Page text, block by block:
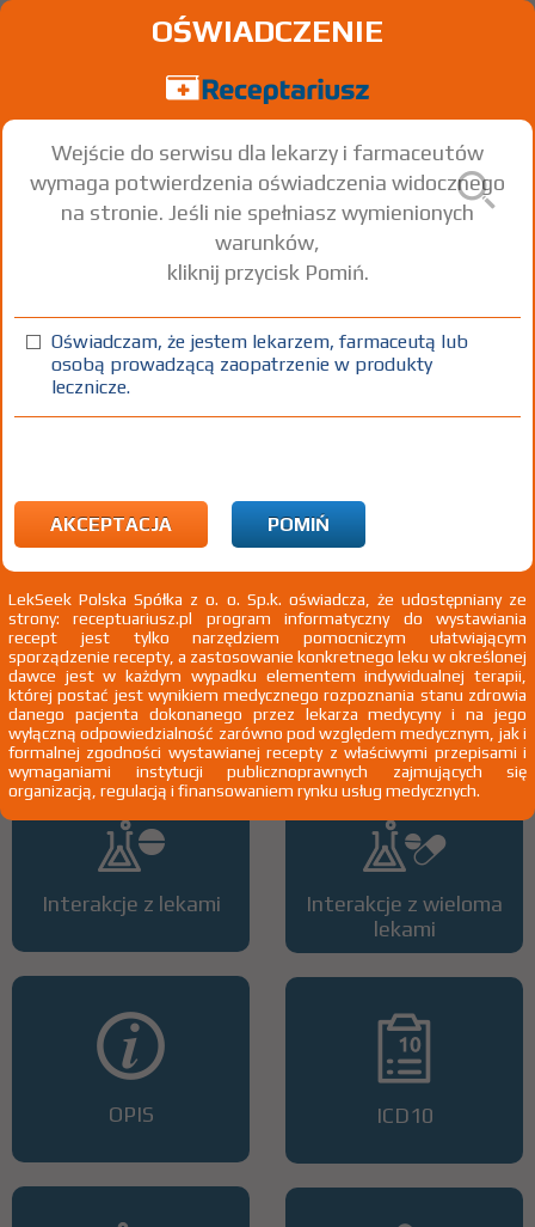
Finasteride
tabl. powl. 5 mg 90 szt. Doustnie
100%
R(1) 75+(2)
Pacjenci 65+
Wszystkie dawki leku
Interakcje z lekami
OPIS
ATC
Interakcje z wieloma
lekami
ICD10
OŚWIADCZENIE
Wejście do serwisu dla lekarzy i farmaceutów
wymaga potwierdzenia oświadczenia widocznego
na stronie. Jeśli nie spełniasz wymienionych
warunków,
kliknij przycisk Pomiń.
Oświadczam, że jestem lekarzem, farmaceutą lub
osobą prowadzącą zaopatrzenie w produkty
lecznicze.
AKCEPTACJA POMIŃ
LekSeek Polska Spółka z o. o. Sp.k. oświadcza, że udostępniany ze
strony: receptuariusz.pl program informatyczny do wystawiania
recept jest tylko narzędziem pomocniczym ułatwiającym
sporządzenie recepty, a zastosowanie konkretnego leku w określonej
dawce jest w każdym wypadku elementem indywidualnej terapii,
której postać jest wynikiem medycznego rozpoznania stanu zdrowia
danego pacjenta dokonanego przez lekarza medycyny i na jego
wyłączną odpowiedzialność zarówno pod względem medycznym, jak i
formalnej zgodności wystawianej recepty z właściwymi przepisami i
wymaganiami instytucji publicznoprawnych zajmujących się
organizacją, regulacją i finansowaniem rynku usług medycznych.